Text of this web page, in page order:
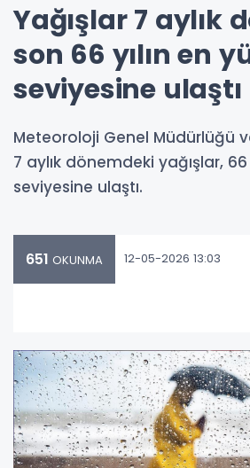
Yağışlar 7 aylık
son 66 yılın en
seviyesine ulaştı
Meteoroloji Genel Müdürlüğü
7 aylık dönemdeki yağışlar, 66
seviyesine ulaştı.
651 OKUNMA 12-05-2026 13:03